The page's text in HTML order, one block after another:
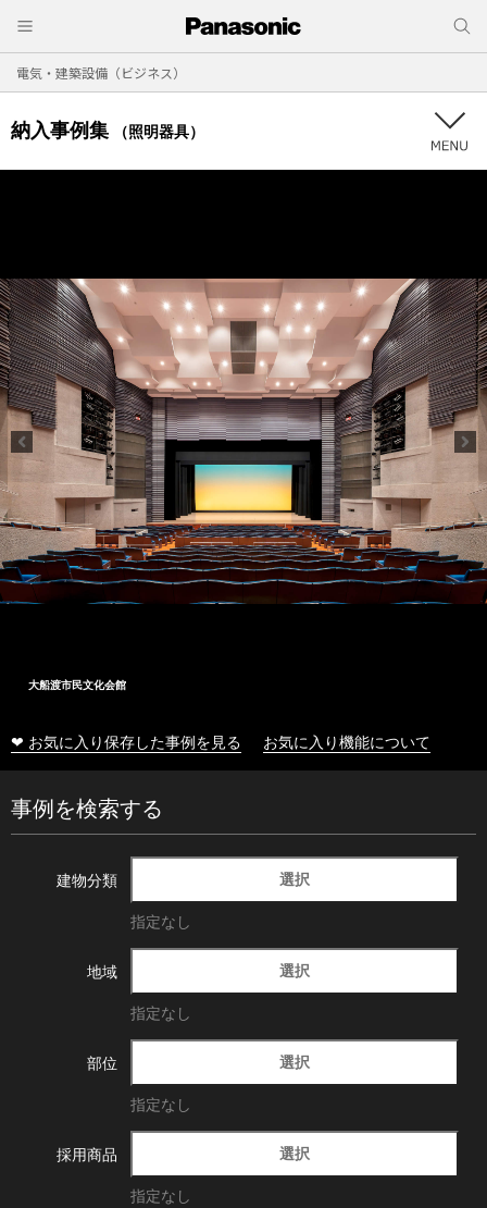
電気・建築設備（ビジネス）
納入事例集 （照明器具）
大船渡市民文化会館
❤ お気に入り保存した事例を見る お気に入り機能について
事例を検索する
建物分類 選択
指定なし
地域 選択
指定なし
部位 選択
指定なし
採用商品 選択
指定なし